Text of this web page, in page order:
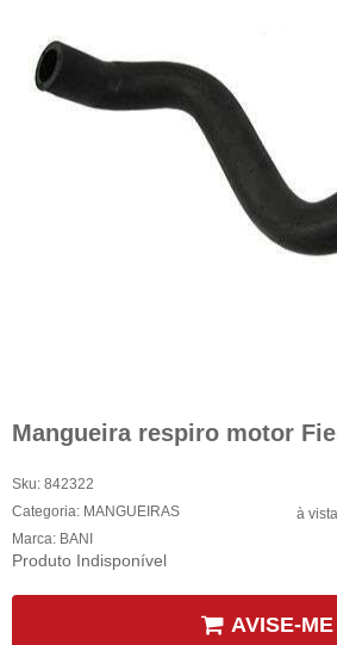
Mangueira respiro motor
Sku: 842322
Categoria: MANGUEIRAS
Marca: BANI
Produto Indisponível
à vista
AVISE-ME